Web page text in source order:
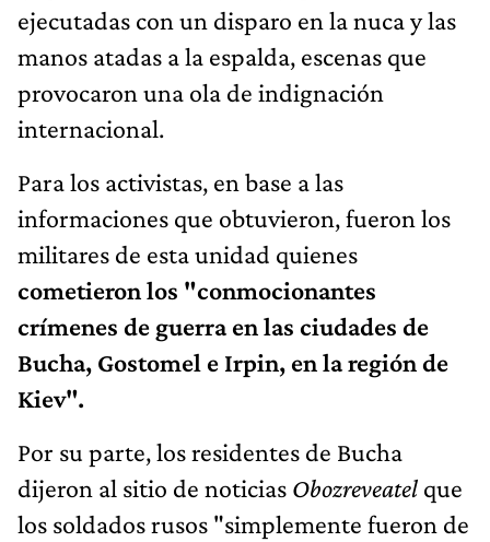
ejecutadas con un disparo en la nuca y las
manos atadas a la espalda, escenas que
provocaron una ola de indignación
internacional.
Para los activistas, en base a las
informaciones que obtuvieron, fueron los
militares de esta unidad quienes
cometieron los "conmocionantes
crímenes de guerra en las ciudades de
Bucha, Gostomel e Irpin, en la región de
Kiev".
Por su parte, los residentes de Bucha
dijeron al sitio de noticias Obozreveatel que
los soldados rusos "simplemente fueron de